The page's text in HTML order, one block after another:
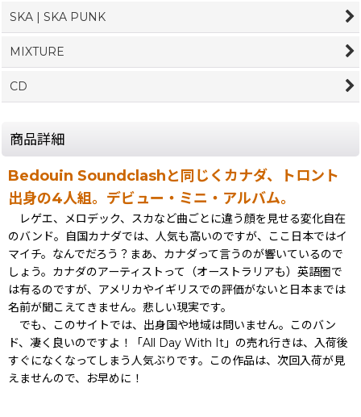
SKA | SKA PUNK
MIXTURE
CD
商品詳細
Bedouin Soundclashと同じくカナダ、トロント
出身の4人組。デビュー・ミニ・アルバム。
レゲエ、メロデック、スカなど曲ごとに違う顔を見せる変化自在
のバンド。自国カナダでは、人気も高いのですが、ここ日本ではイ
マイチ。なんでだろう？まあ、カナダって言うのが響いているので
しょう。カナダのアーティストって（オーストラリアも）英語圏で
は有るのですが、アメリカやイギリスでの評価がないと日本までは
名前が聞こえてきません。悲しい現実です。
でも、このサイトでは、出身国や地域は問いません。このバン
ド、凄く良いのですよ！「All Day With It」の売れ行きは、入荷後
すぐになくなってしまう人気ぶりです。この作品は、次回入荷が見
えませんので、お早めに！